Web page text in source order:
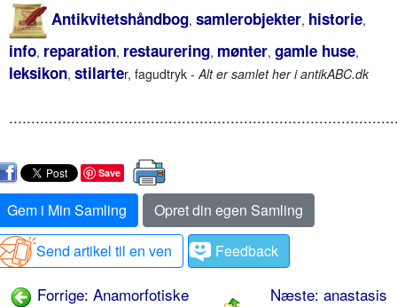
Antikvitetshåndbog, samlerobjekter, historie,
info, reparation, restaurering, mønter, gamle huse,
leksikon, stilarter, fagudtryk -Alt er samlet her i antikABC.dk
Save
Gem i Min Samling
Opret din egen Samling
Send artikel til en ven
Feedback
Forrige: Anamorfotiske
Næste: anastasis